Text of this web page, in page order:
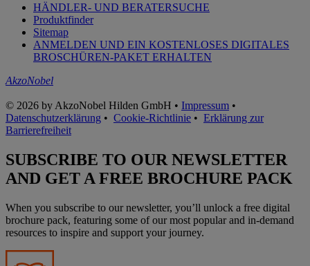
HÄNDLER- UND BERATERSUCHE
Produktfinder
Sitemap
ANMELDEN UND EIN KOSTENLOSES DIGITALES
BROSCHÜREN-PAKET ERHALTEN
AkzoNobel
© 2026 by AkzoNobel Hilden GmbH • Impressum •
Datenschutzerklärung • Cookie-Richtlinie • Erklärung zur
Barrierefreiheit
SUBSCRIBE TO OUR NEWSLETTER
AND GET A FREE BROCHURE PACK
When you subscribe to our newsletter, you’ll unlock a free digital
brochure pack, featuring some of our most popular and in-demand
resources to inspire and support your journey.